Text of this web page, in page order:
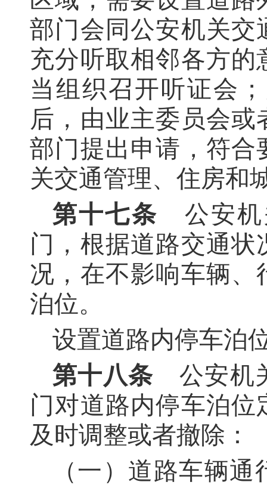
部门会同公安机关交
充分听取相邻各方
当组织召开听证会
后，由业主委员会
部门提出申请，符合
关交通管理、住房和
第十七条 公安机
门，根据道路交通
况，在不影响车辆
泊位。
设置道路内停车泊
第十八条
公安机
门对道路内停车泊
及时调整或者撤除：
（一）道路车辆